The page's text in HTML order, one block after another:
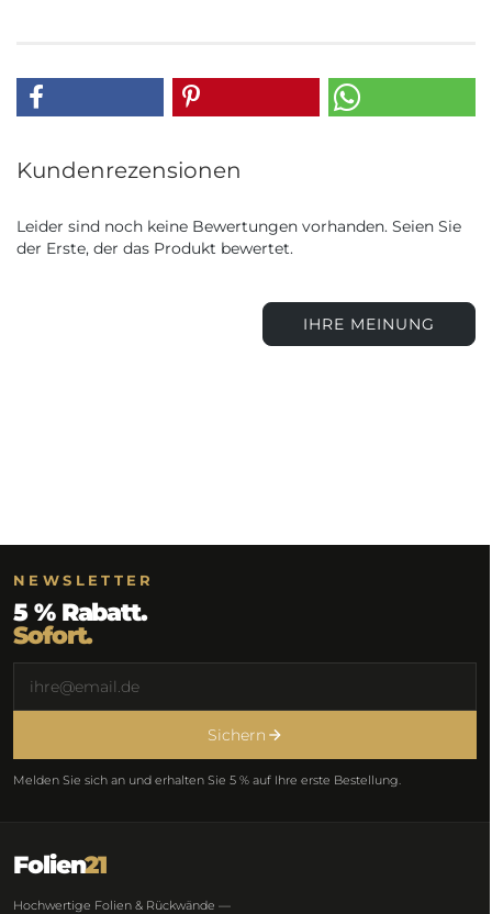
Kundenrezensionen
Leider sind noch keine Bewertungen vorhanden. Seien Sie
der Erste, der das Produkt bewertet.
IHRE MEINUNG
NEWSLETTER
5 % Rabatt.
Sofort.
Sichern
Melden Sie sich an und erhalten Sie 5 % auf Ihre erste Bestellung.
Folien21
Hochwertige Folien & Rückwände —